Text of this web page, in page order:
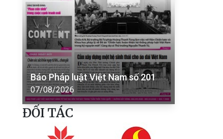
Báo Pháp luật Việt Nam số 201
07/08/2026
ĐỐI TÁC